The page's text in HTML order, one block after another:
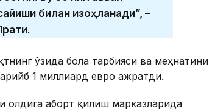
билан изоҳланади”, –
ўзида бола тарбияси ва меҳнатини
1 миллиард евро ажратди.
олдига аборт қилиш марказларида